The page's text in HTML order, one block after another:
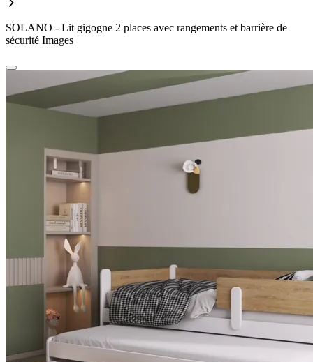
SOLANO - Lit gigogne 2 places avec rangements et barrière de
sécurité Images